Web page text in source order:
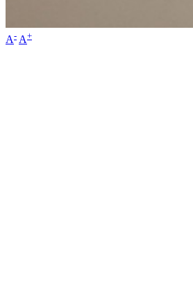
A- A+